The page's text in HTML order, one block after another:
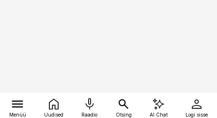
Menüü Uudised Raadio Otsing AI Chat Logi sisse